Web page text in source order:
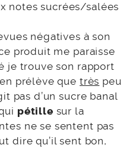
notes sucrées/salées
négatives à son
produit me paraisse
je trouve son rapport
prélève que très peu
pas d’un sucre banal
pétille sur la
ne se sentent pas
dire qu’il sent bon,